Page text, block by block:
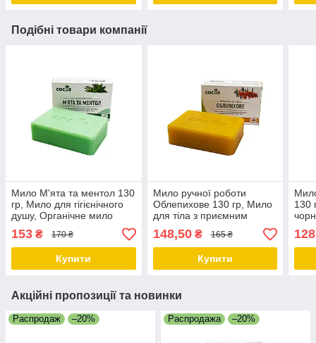
Подібні товари компанії
Мило М'ята та ментол 130
гр, Мило для гігієнічного
душу, Органічне мило
ручної роботи ТМ Cocos
153 ₴ 170 ₴
Купити
Мило ручної роботи
Облепихове 130 гр, Мило
для тіла з приємним
ароматом, Мило для рук
тверде ТМ Cocos
148,50₴ 165 ₴
Купити
130
128
Акційні пропозиції та новинки
Распродаж –20% Распродажа –20%